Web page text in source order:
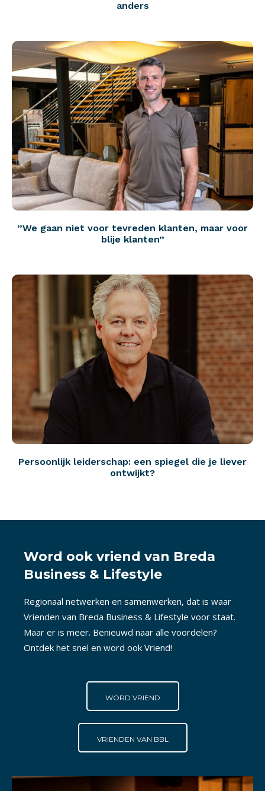
anders
”We gaan niet voor tevreden klanten, maar voor
blije klanten”
Persoonlijk leiderschap: een spiegel die je liever
ontwijkt?
Word ook vriend van Breda
Business & Lifestyle
Regionaal netwerken en samenwerken, dat is waar
Vrienden van Breda Business & Lifestyle voor staat.
Maar er is meer. Benieuwd naar alle voordelen?
Ontdek het snel en word ook Vriend!
WORD VRIEND
VRIENDEN VAN BBL